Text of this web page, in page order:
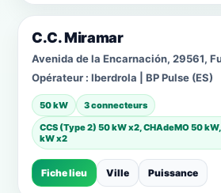
C.C. Miramar
Avenida de la Encarnación, 29561,
Opérateur : Iberdrola | BP Pulse (ES)
50 kW
3 connecteurs
CCS (Type 2) 50 kW x2, CHAdeMO 50
kW x2
Fiche lieu Ville Puissance